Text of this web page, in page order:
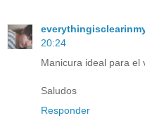
20:24
Manicura ideal para el
Saludos
Responder